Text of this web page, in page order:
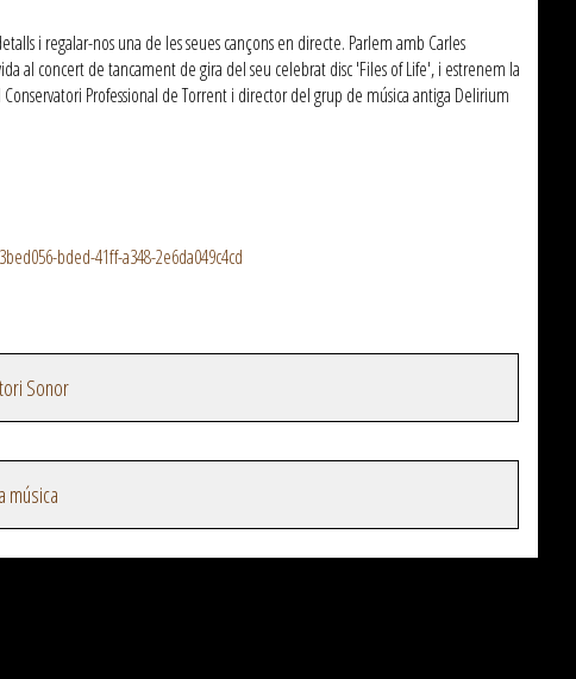
i regalar-nos una de les seues cançons en directe. Parlem amb Carles
al concert de tancament de gira del seu celebrat disc 'Files of Life', i estrenem la
Professional de Torrent i director del grup de música antiga Delirium
bded-41ff-a348-2e6da049c4cd
Sonor
música